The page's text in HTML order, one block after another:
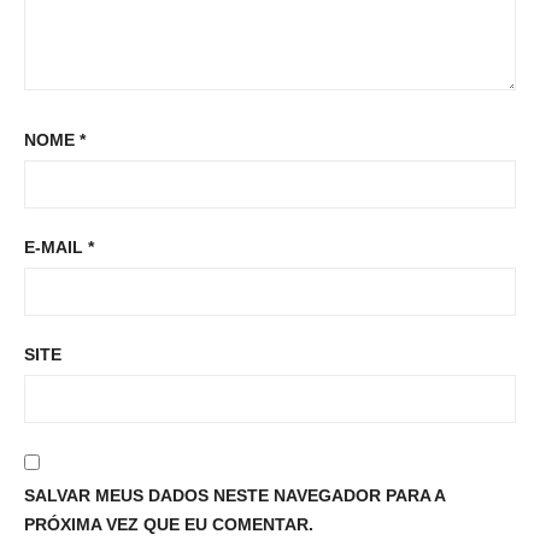
NOME *
E-MAIL *
SITE
SALVAR MEUS DADOS NESTE NAVEGADOR PARA A
PRÓXIMA VEZ QUE EU COMENTAR.